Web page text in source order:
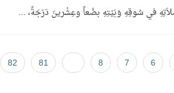
في سُوقِهِ وَبَيْتِهِ بضْعاً وعِشْرينَ دَرَجَةً، ...
6
7
8
81
82